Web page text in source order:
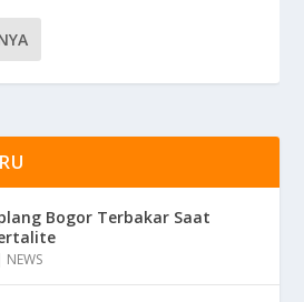
Bogor Terbakar Saat
NEWS